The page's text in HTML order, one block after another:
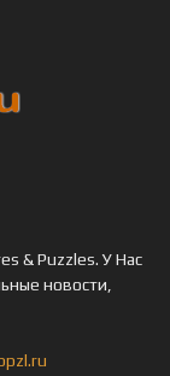
& Puzzles. У Нас
новости,